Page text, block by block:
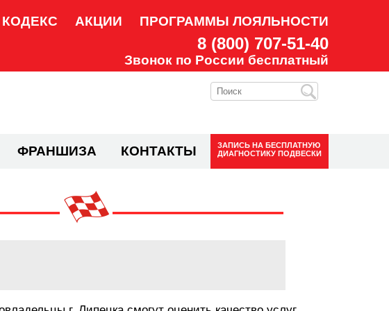
КОДЕКС АКЦИИ ПРОГРАММЫ ЛОЯЛЬНОСТИ
8 (800) 707-51-40
Звонок по России бесплатный
ФРАНШИЗА КОНТАКТЫ ЗАПИСЬ НА БЕСПЛАТНУЮ
ДИАГНОСТИКУ ПОДВЕСКИ